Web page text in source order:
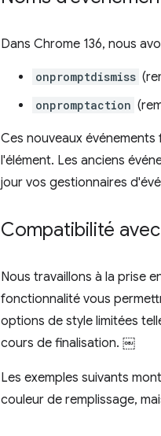
Dans Chrome 136, nous
onpromptdismiss
onpromptaction
Ces nouveaux
l'élément. Les anciens
jour vos gestionnaires
Compatibilité
Nous travaillons à la prise
fonctionnalité vous
options de style limitées
cours de finalisation. ￼
Les exemples suivants
couleur de remplissage,